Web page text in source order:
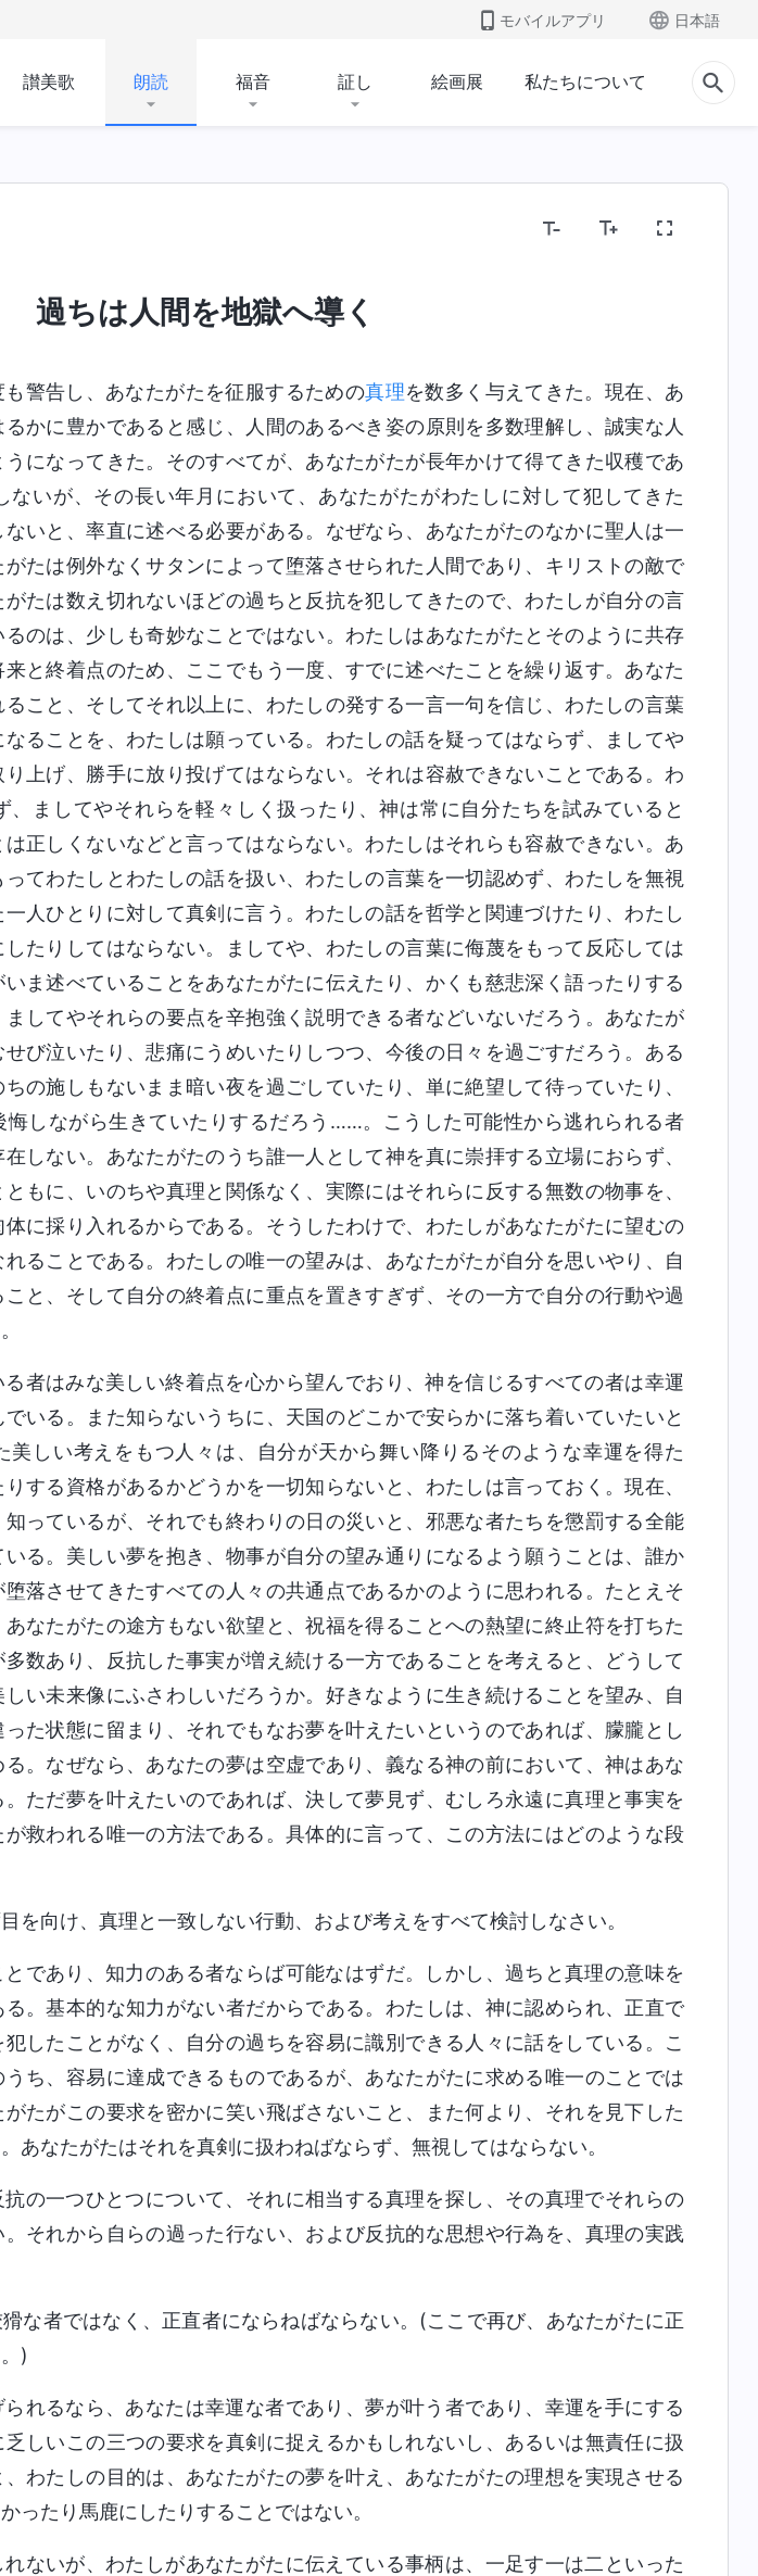
モバイルアプリ 日本語
讃美歌 朗読 福音 証し 絵画展 私たちについて
過ちは人間を地獄へ導く
警告し、あなたがたを征服するための真理を数多く与えてきた。現在、あ
かに豊かであると感じ、人間のあるべき姿の原則を多数理解し、誠実な人
になってきた。そのすべてが、あなたがたが長年かけて得てきた収穫であ
ないが、その長い年月において、あなたがたがわたしに対して犯してきた
いと、率直に述べる必要がある。なぜなら、あなたがたのなかに聖人は一
たは例外なくサタンによって堕落させられた人間であり、キリストの敵で
たは数え切れないほどの過ちと反抗を犯してきたので、わたしが自分の言
のは、少しも奇妙なことではない。わたしはあなたがたとそのように共存
と終着点のため、ここでもう一度、すでに述べたことを繰り返す。あなた
こと、そしてそれ以上に、わたしの発する一言一句を信じ、わたしの言葉
ることを、わたしは願っている。わたしの話を疑ってはならず、ましてや
上げ、勝手に放り投げてはならない。それは容赦できないことである。わ
、ましてやそれらを軽々しく扱ったり、神は常に自分たちを試みていると
正しくないなどと言ってはならない。わたしはそれらも容赦できない。あ
てわたしとわたしの話を扱い、わたしの言葉を一切認めず、わたしを無視
人ひとりに対して真剣に言う。わたしの話を哲学と関連づけたり、わたし
たりしてはならない。ましてや、わたしの言葉に侮蔑をもって反応しては
ま述べていることをあなたがたに伝えたり、かくも慈悲深く語ったりする
してやそれらの要点を辛抱強く説明できる者などいないだろう。あなたが
び泣いたり、悲痛にうめいたりしつつ、今後の日々を過ごすだろう。ある
の施しもないまま暗い夜を過ごしていたり、単に絶望して待っていたり、
悔しながら生きていたりするだろう……。こうした可能性から逃れられる者
しない。あなたがたのうち誰一人として神を真に崇拝する立場におらず、
もに、いのちや真理と関係なく、実際にはそれらに反する無数の物事を、
に採り入れるからである。そうしたわけで、わたしがあなたがたに望むの
ることである。わたしの唯一の望みは、あなたがたが自分を思いやり、自
と、そして自分の終着点に重点を置きすぎず、その一方で自分の行動や過
者はみな美しい終着点を心から望んでおり、神を信じるすべての者は幸運
いる。また知らないうちに、天国のどこかで安らかに落ち着いていたいと
美しい考えをもつ人々は、自分が天から舞い降りるそのような幸運を得た
する資格があるかどうかを一切知らないと、わたしは言っておく。現在、
っているが、それでも終わりの日の災いと、邪悪な者たちを懲罰する全能
る。美しい夢を抱き、物事が自分の望み通りになるよう願うことは、誰か
落させてきたすべての人々の共通点であるかのように思われる。たとえそ
なたがたの途方もない欲望と、祝福を得ることへの熱望に終止符を打ちた
数あり、反抗した事実が増え続ける一方であることを考えると、どうして
い未来像にふさわしいだろうか。好きなように生き続けることを望み、自
た状態に留まり、それでもなお夢を叶えたいというのであれば、朦朧とし
。なぜなら、あなたの夢は空虚であり、義なる神の前において、神はあな
ただ夢を叶えたいのであれば、決して夢見ず、むしろ永遠に真理と事実を
救われる唯一の方法である。具体的に言って、この方法にはどのような段
を向け、真理と一致しない行動、および考えをすべて検討しなさい。
であり、知力のある者ならば可能なはずだ。しかし、過ちと真理の意味を
。基本的な知力がない者だからである。わたしは、神に認められ、正直で
したことがなく、自分の過ちを容易に識別できる人々に話をしている。こ
ち、容易に達成できるものであるが、あなたがたに求める唯一のことでは
たがこの要求を密かに笑い飛ばさないこと、また何より、それを見下した
あなたがたはそれを真剣に扱わねばならず、無視してはならない。
の一つひとつについて、それに相当する真理を探し、その真理でそれらの
それから自らの過った行ない、および反抗的な思想や行為を、真理の実践
な者ではなく、正直者にならねばならない。(ここで再び、あなたがたに正
)
れるなら、あなたは幸運な者であり、夢が叶う者であり、幸運を手にする
しいこの三つの要求を真剣に捉えるかもしれないし、あるいは無責任に扱
わたしの目的は、あなたがたの夢を叶え、あなたがたの理想を実現させる
ったり馬鹿にしたりすることではない。
ないが、わたしがあなたがたに伝えている事柄は、一足す一は二といった